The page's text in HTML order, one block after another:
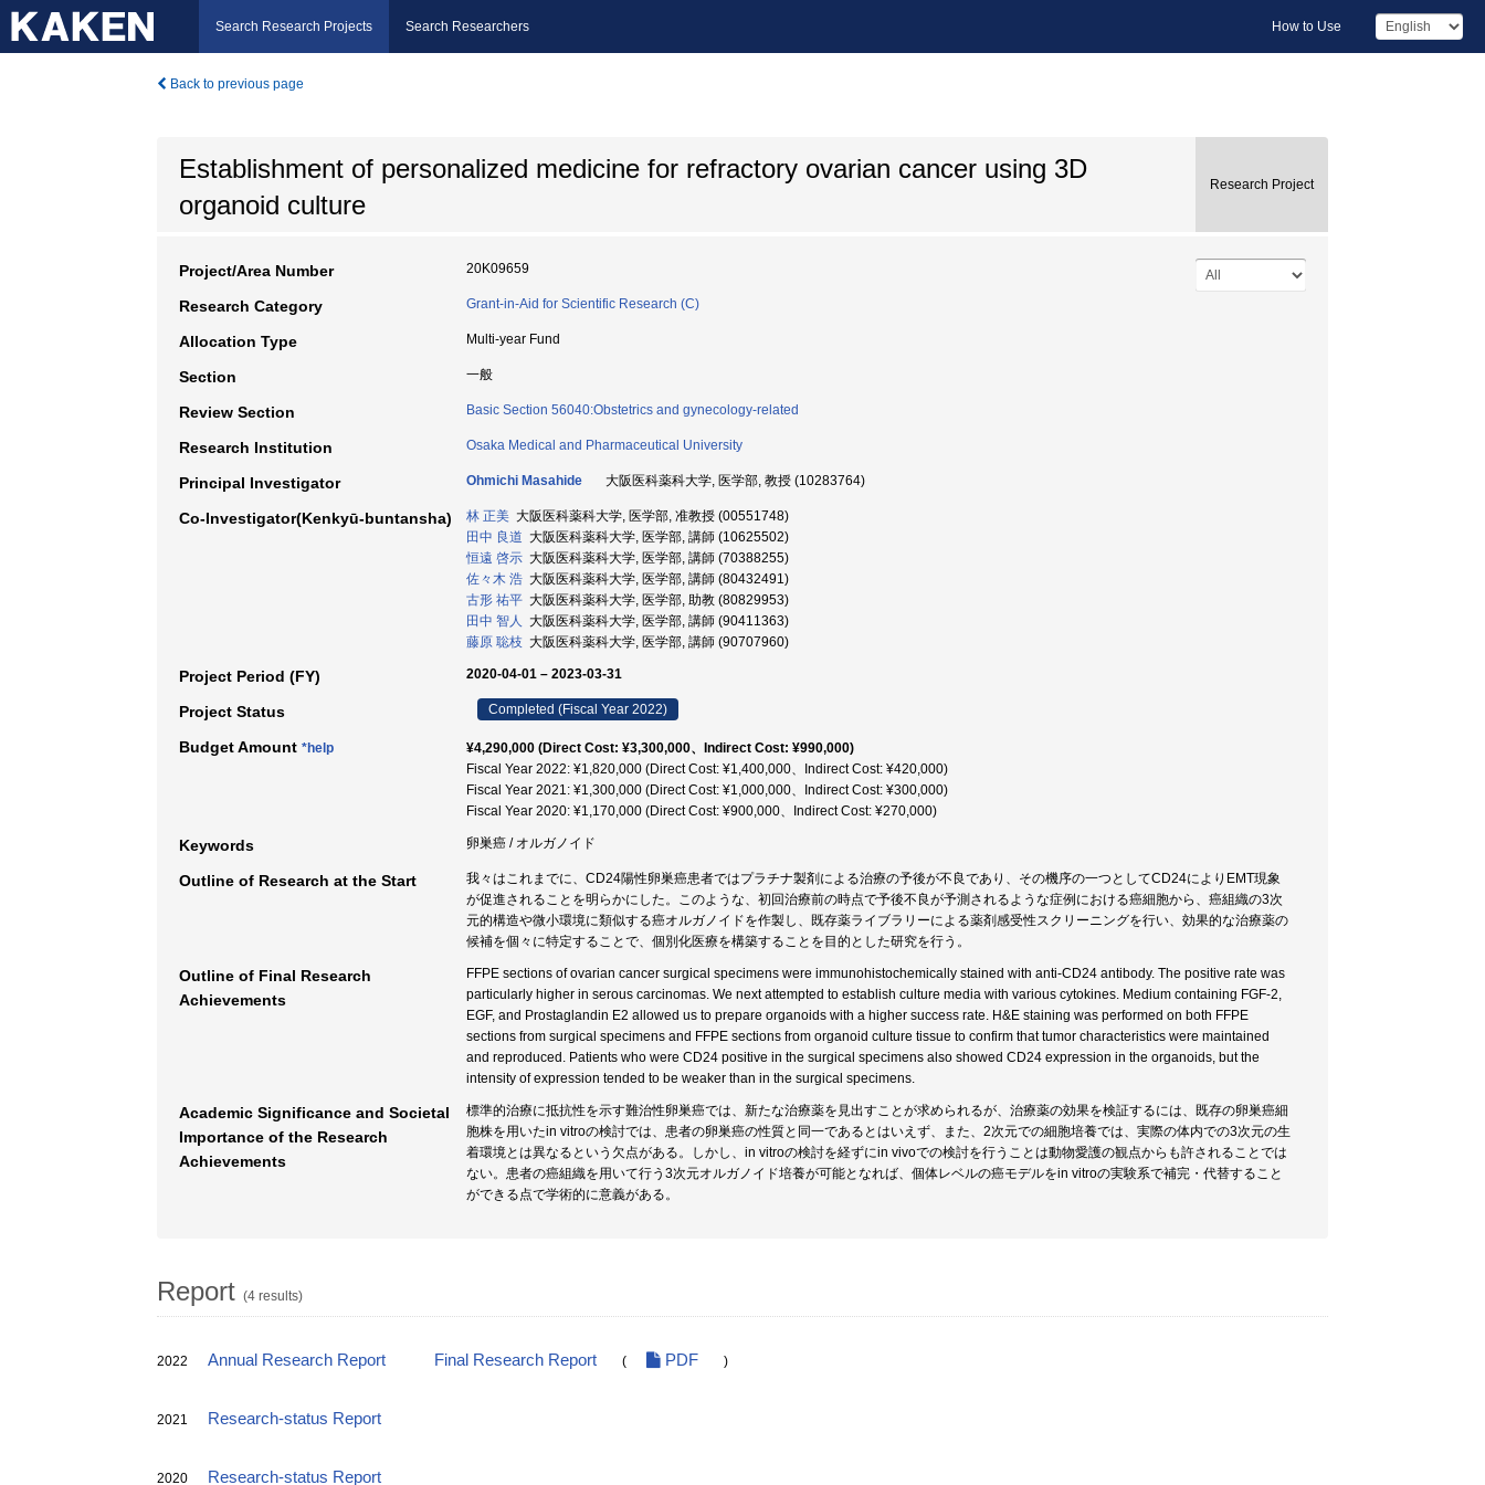
Search Research Projects Search Researchers How to Use
Back to previous page
Establishment of personalized medicine for refractory ovarian cancer using 3D
organoid culture
Research Project
Project/Area Number 20K09659
Research Category Grant-in-Aid for Scientific Research (C)
Allocation Type Multi-year Fund
Section 一般
Review Section Basic Section 56040:Obstetrics and gynecology-related
Research Institution Osaka Medical and Pharmaceutical University
Principal Investigator Ohmichi Masahide 大阪医科薬科大学, 医学部, 教授 (10283764)
Co-Investigator(Kenkyū-buntansha) 林 正美 大阪医科薬科大学, 医学部, 准教授 (00551748)
田中 良道 大阪医科薬科大学, 医学部, 講師 (10625502)
恒遠 啓示 大阪医科薬科大学, 医学部, 講師 (70388255)
佐々木 浩 大阪医科薬科大学, 医学部, 講師 (80432491)
古形 祐平 大阪医科薬科大学, 医学部, 助教 (80829953)
田中 智人 大阪医科薬科大学, 医学部, 講師 (90411363)
藤原 聡枝 大阪医科薬科大学, 医学部, 講師 (90707960)
Project Period (FY) 2020-04-01 – 2023-03-31
Project Status Completed (Fiscal Year 2022)
Budget Amount *help
¥4,290,000 (Direct Cost: ¥3,300,000、Indirect Cost: ¥990,000)
Fiscal Year 2022: ¥1,820,000 (Direct Cost: ¥1,400,000、Indirect Cost: ¥420,000)
Fiscal Year 2021: ¥1,300,000 (Direct Cost: ¥1,000,000、Indirect Cost: ¥300,000)
Fiscal Year 2020: ¥1,170,000 (Direct Cost: ¥900,000、Indirect Cost: ¥270,000)
Keywords 卵巣癌 / オルガノイド
Outline of Research at the Start
我々はこれまでに、CD24陽性卵巣癌患者ではプラチナ製剤による治療の予後が不良であり、その機序の一つとしてCD24によりEMT現象
が促進されることを明らかにした。このような、初回治療前の時点で予後不良が予測されるような症例における癌細胞から、癌組織の3次
元的構造や微小環境に類似する癌オルガノイドを作製し、既存薬ライブラリーによる薬剤感受性スクリーニングを行い、効果的な治療薬の
候補を個々に特定することで、個別化医療を構築することを目的とした研究を行う。
Outline of Final Research
Achievements
FFPE sections of ovarian cancer surgical specimens were immunohistochemically stained with anti-CD24 antibody. The positive rate was
particularly higher in serous carcinomas. We next attempted to establish culture media with various cytokines. Medium containing FGF-2,
EGF, and Prostaglandin E2 allowed us to prepare organoids with a higher success rate. H&E staining was performed on both FFPE
sections from surgical specimens and FFPE sections from organoid culture tissue to confirm that tumor characteristics were maintained
and reproduced. Patients who were CD24 positive in the surgical specimens also showed CD24 expression in the organoids, but the
intensity of expression tended to be weaker than in the surgical specimens.
Academic Significance and Societal
Importance of the Research
Achievements
標準的治療に抵抗性を示す難治性卵巣癌では、新たな治療薬を見出すことが求められるが、治療薬の効果を検証するには、既存の卵巣癌細
胞株を用いたin vitroの検討では、患者の卵巣癌の性質と同一であるとはいえず、また、2次元での細胞培養では、実際の体内での3次元の生
着環境とは異なるという欠点がある。しかし、in vitroの検討を経ずにin vivoでの検討を行うことは動物愛護の観点からも許されることでは
ない。患者の癌組織を用いて行う3次元オルガノイド培養が可能となれば、個体レベルの癌モデルをin vitroの実験系で補完・代替すること
ができる点で学術的に意義がある。
Report (4 results)
2022 Annual Research Report Final Research Report ( PDF )
2021 Research-status Report
2020 Research-status Report